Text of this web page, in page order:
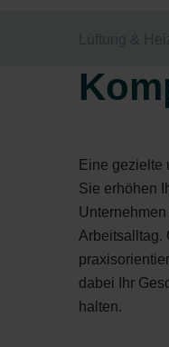
Lüftung &
Eine gezielte
Sie erhöhen
Arbeitsalltag.
dabei Ihr
halten.